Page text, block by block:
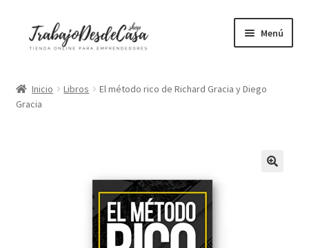
Menú
Mesas elevables
Inicio Libros
El método rico de Richard Gracia y Diego
Gracia